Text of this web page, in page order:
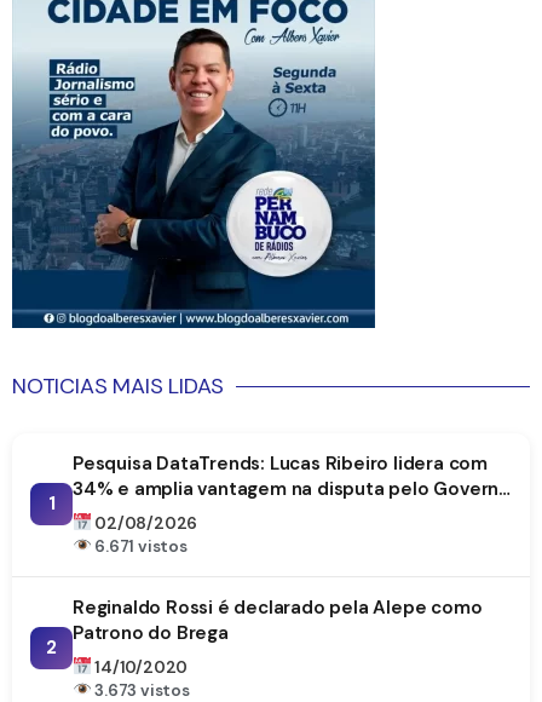
NOTICIAS MAIS LIDAS
1
Pesquisa DataTrends: Lucas Ribeiro lidera com
34% e amplia vantagem na disputa pelo Governo
da Paraíba
02/08/2026
6.671 vistos
2
Reginaldo Rossi é declarado pela Alepe como
Patrono do Brega
14/10/2020
3.673 vistos